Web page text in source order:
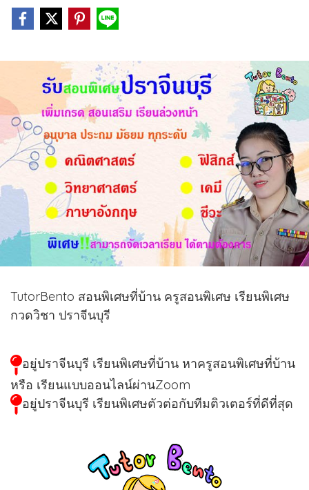
TutorBento สอนพิเศษที่บ้าน ครูสอนพิเศษ เรียนพิเศษ
กวดวิชา ปราจีนบุรี
อยู่ปราจีนบุรี เรียนพิเศษที่บ้าน หาครูสอนพิเศษที่บ้าน
หรือ เรียนแบบออนไลน์ผ่านZoom
อยู่ปราจีนบุรี เรียนพิเศษตัวต่อกับทีมติวเตอร์ที่ดีที่สุด